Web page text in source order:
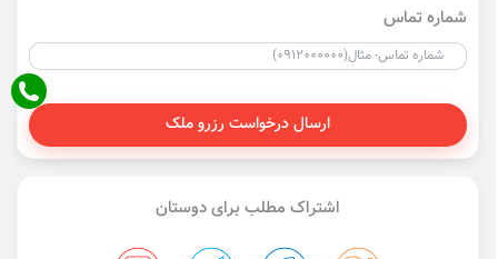
شماره تماس
ارسال درخواست رزرو ملک
اشتراک مطلب برای دوستان